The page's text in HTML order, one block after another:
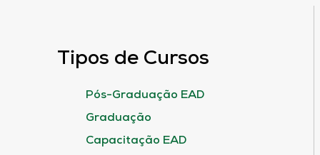
Tipos de Cursos
Pós-Graduação EAD
Graduação
Capacitação EAD